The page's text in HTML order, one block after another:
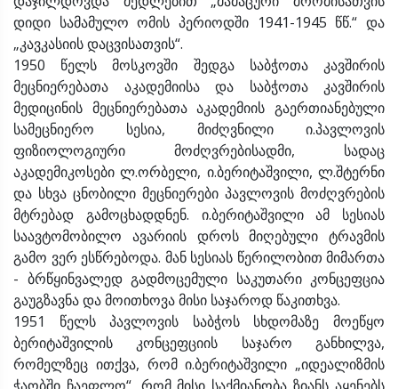
დიდი სამამულო ომის პერიოდში 1941-1945 წწ.“ და
„კავკასიის დაცვისათვის“.
1950 წელს მოსკოვში შედგა საბჭოთა კავშირის
მეცნიერებათა აკადემიისა და საბჭოთა კავშირის
მედიცინის მეცნიერებათა აკადემიის გაერთიანებული
სამეცნიერო სესია, მიძღვნილი ი.პავლოვის
ფიზიოლოგიური მოძღვრებისადმი, სადაც
აკადემიკოსები ლ.ორბელი, ი.ბერიტაშვილი, ლ.შტერნი
და სხვა ცნობილი მეცნიერები პავლოვის მოძღვრების
მტრებად გამოცხადდნენ. ი.ბერიტაშვილი ამ სესიას
საავტომობილო ავარიის დროს მიღებული ტრავმის
გამო ვერ ესწრებოდა. მან სესიას წერილობით მიმართა
- ბრწყინვალედ გადმოცემული საკუთარი კონცეფცია
გაუგზავნა და მოითხოვა მისი საჯაროდ წაკითხვა.
1951 წელს პავლოვის საბჭოს სხდომაზე მოეწყო
ბერიტაშვილის კონცეფციის საჯარო განხილვა,
რომელზეც ითქვა, რომ ი.ბერიტაშვილი „იდეალიზმის